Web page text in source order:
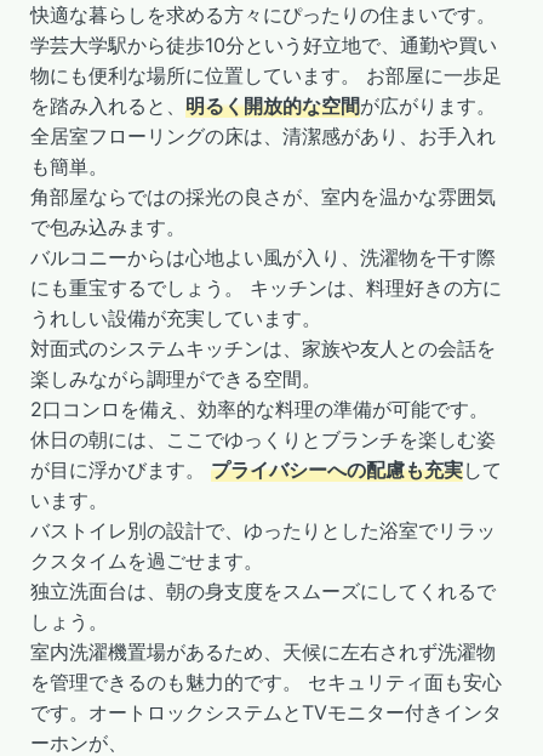
快適な暮らしを求める方々にぴったりの住まいです。
学芸大学駅から徒歩10分という好立地で、通勤や買い
物にも便利な場所に位置しています。 お部屋に一歩足
を踏み入れると、 明るく開放的な空間が広がります。
全居室フローリングの床は、清潔感があり、お手入れ
も簡単。
角部屋ならではの採光の良さが、室内を温かな雰囲気
で包み込みます。
バルコニーからは心地よい風が入り、洗濯物を干す際
にも重宝するでしょう。 キッチンは、料理好きの方に
うれしい設備が充実しています。
対面式のシステムキッチンは、家族や友人との会話を
楽しみながら調理ができる空間。
2口コンロを備え、効率的な料理の準備が可能です。
休日の朝には、ここでゆっくりとブランチを楽しむ姿
が目に浮かびます。 プライバシーへの配慮も充実して
います。
バストイレ別の設計で、ゆったりとした浴室でリラッ
クスタイムを過ごせます。
独立洗面台は、朝の身支度をスムーズにしてくれるで
しょう。
室内洗濯機置場があるため、天候に左右されず洗濯物
を管理できるのも魅力的です。 セキュリティ面も安心
です。オートロックシステムとTVモニター付きインタ
ーホンが、